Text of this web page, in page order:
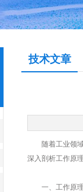
技术文章
随着工业领域
深入剖析工作原
一、工作原理